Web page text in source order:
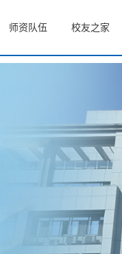
师资队伍 校友之家